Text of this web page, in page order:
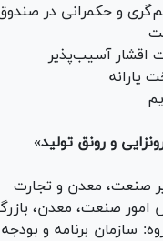
و حکمرانی در
آسیب‌پذیر
یارانه
و رونق تولید»
صنعت، معدن و تجارت
امور صنعت، معدن،
سازمان برنامه و